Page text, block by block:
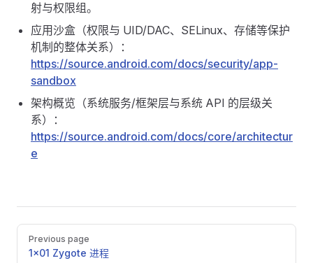
射与权限组。
应用沙盒（权限与 UID/DAC、SELinux、存储等保护
机制的整体关系）：
https://source.android.com/docs/security/app-
sandbox
架构概览（系统服务/框架层与系统 API 的层级关
系）：
https://source.android.com/docs/core/architectur
e
Pager
Previous page
1x01 Zygote 进程